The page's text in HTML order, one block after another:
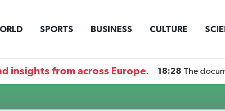
SPORTS BUSINESS CULTURE
insights from across Europe. 18:28 The